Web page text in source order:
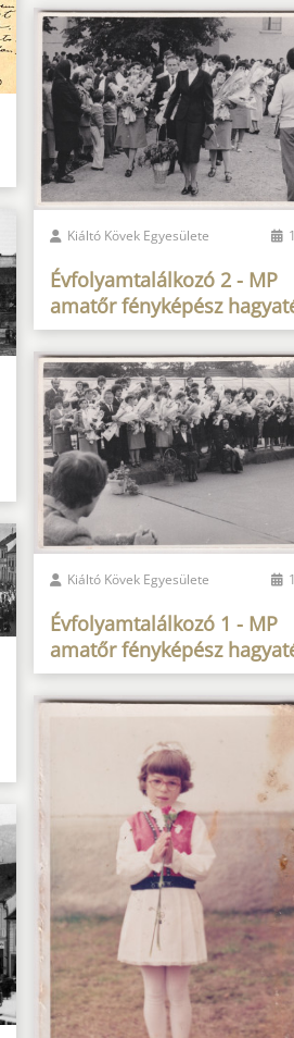
Kiáltó Kövek Egyesülete
Évfolyamtalálkozó 2 - MP
amatőr fényképész
Kiáltó Kövek Egyesülete
Évfolyamtalálkozó 1 - MP
amatőr fényképész